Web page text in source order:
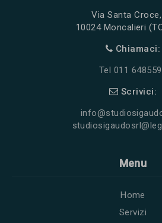
Via Santa
10024 Moncalieri
Chiamaci:
Tel 011
Scrivici:
Menu
Home
Servizi